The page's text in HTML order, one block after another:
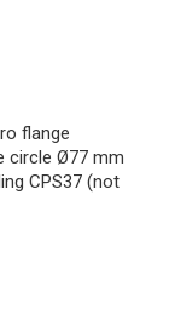
flange
circle Ø77 mm
CPS37 (not